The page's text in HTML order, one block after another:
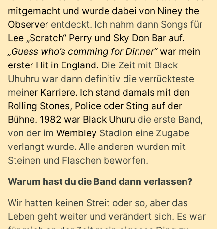
mitgemacht und wurde dabei von Niney the
Observer entdeckt. Ich nahm dann Songs für
Lee „Scratch“ Perry und Sky Don Bar auf.
„Guess who’s comming for Dinner”war mein
erster Hit in England. Die Zeit mit Black
Uhuhru war dann definitiv die verrückteste
meiner Karriere. Ich stand damals mit den
Rolling Stones, Police oder Sting auf der
Bühne. 1982 war Black Uhuru die erste Band,
von der im Wembley Stadion eine Zugabe
verlangt wurde. Alle anderen wurden mit
Steinen und Flaschen beworfen.
Warum hast du die Band dann verlassen?
Wir hatten keinen Streit oder so, aber das
Leben geht weiter und verändert sich. Es war